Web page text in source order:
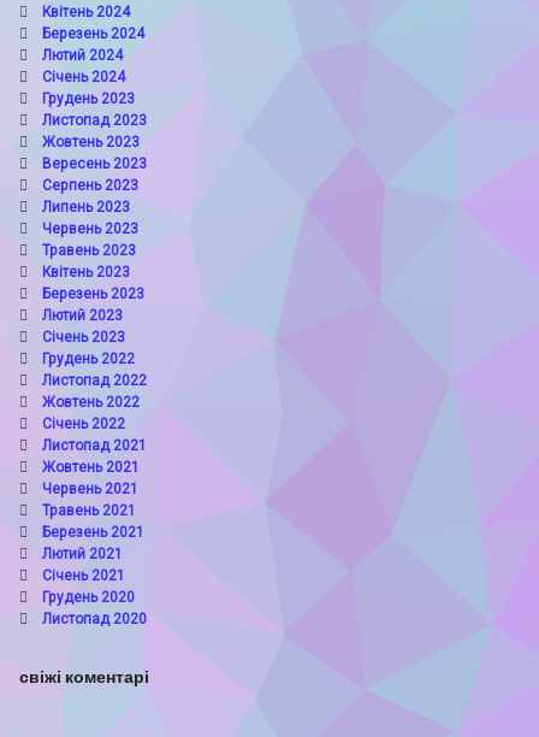
Квітень 2024
Березень 2024
Лютий 2024
Січень 2024
Грудень 2023
Листопад 2023
Жовтень 2023
Вересень 2023
Серпень 2023
Липень 2023
Червень 2023
Травень 2023
Квітень 2023
Березень 2023
Лютий 2023
Січень 2023
Грудень 2022
Листопад 2022
Жовтень 2022
Січень 2022
Листопад 2021
Жовтень 2021
Червень 2021
Травень 2021
Березень 2021
Лютий 2021
Січень 2021
Грудень 2020
Листопад 2020
свіжі коментарі